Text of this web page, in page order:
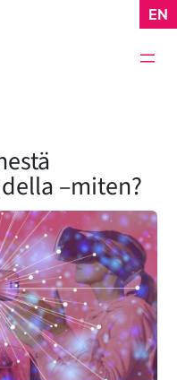
EN
–miten?